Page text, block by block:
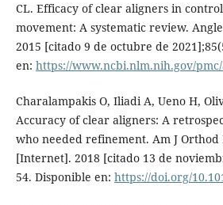
CL. Efficacy of clear aligners in
movement: A systematic review.
2015 [citado 9 de octubre de
en: https://www.ncbi.nlm.nih.gov/pmc/
Charalampakis O, Iliadi A, Ueno H,
Accuracy of clear aligners: A
who needed refinement. Am J Orthod
[Internet]. 2018 [citado 13 de
54. Disponible en: https://doi.org/